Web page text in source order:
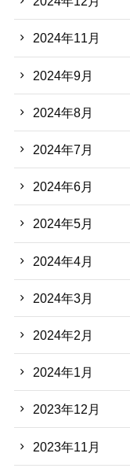
2024年11月
2024年9月
2024年8月
2024年7月
2024年6月
2024年5月
2024年4月
2024年3月
2024年2月
2024年1月
2023年12月
2023年11月